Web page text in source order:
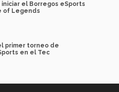
el Borregos eSports
of Legends
primer torneo de
en el Tec